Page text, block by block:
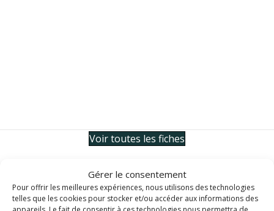
Gérer le consentement
Pour offrir les meilleures expériences, nous utilisons des technologies
telles que les cookies pour stocker et/ou accéder aux informations des
Voir toutes les fiches